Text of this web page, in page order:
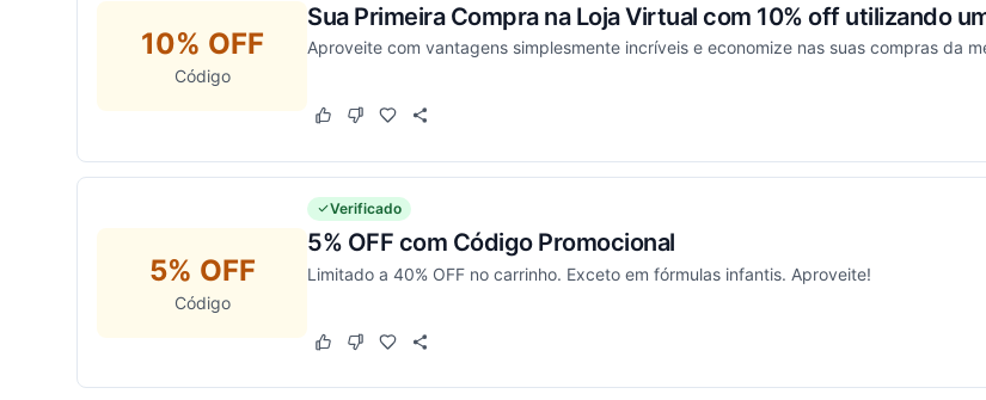
10% OFF
Código
Sua Primeira Compra na Loja Virtual com 10% off utilizando
Aproveite com vantagens simplesmente incríveis e economize nas suas compras da
Este cupom funcionou
Este cupom não funcionou
5% OFF
Código
Verificado
5% OFF com Código Promocional
Limitado a 40% OFF no carrinho. Exceto em fórmulas infantis. Aproveite!
Este cupom funcionou
Este cupom não funcionou